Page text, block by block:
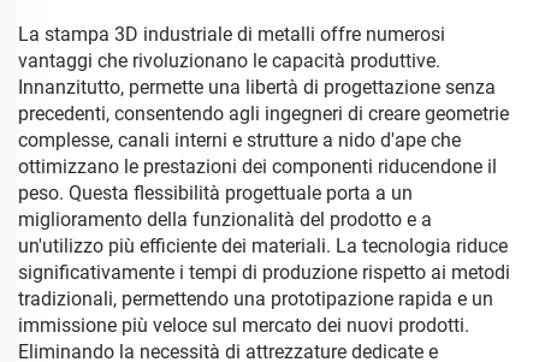
La stampa 3D industriale di metalli offre numerosi
vantaggi che rivoluzionano le capacità produttive.
Innanzitutto, permette una libertà di progettazione senza
precedenti, consentendo agli ingegneri di creare geometrie
complesse, canali interni e strutture a nido d'ape che
ottimizzano le prestazioni dei componenti riducendone il
peso. Questa flessibilità progettuale porta a un
miglioramento della funzionalità del prodotto e a
un'utilizzo più efficiente dei materiali. La tecnologia riduce
significativamente i tempi di produzione rispetto ai metodi
tradizionali, permettendo una prototipazione rapida e un
immissione più veloce sul mercato dei nuovi prodotti.
Eliminando la necessità di attrezzature dedicate e